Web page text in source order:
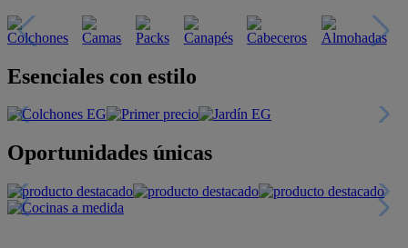
Esenciales con estilo
Oportunidades únicas